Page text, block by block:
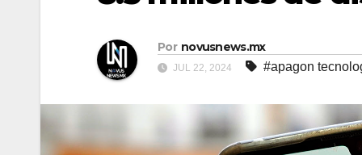
Por novusnews.mx
JUL 22, 2024 #apagon